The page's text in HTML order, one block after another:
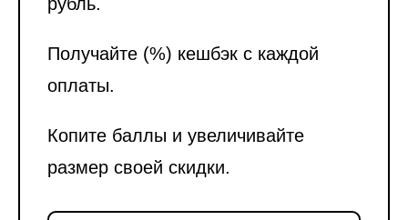
Получайте (%) кешбэк с каждой
оплаты.
Копите баллы и увеличивайте
размер своей скидки.